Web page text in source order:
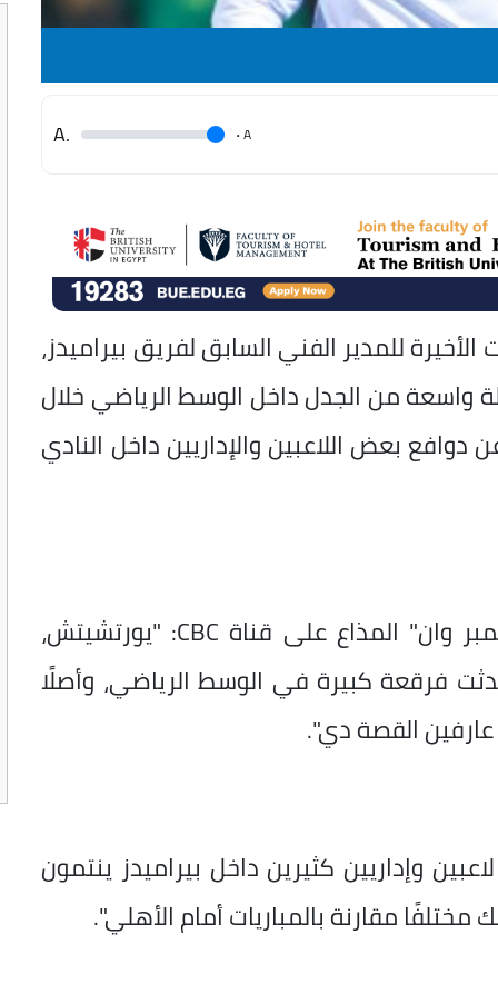
A
.
.A
للمدير الفني السابق لفريق بيراميدز،
واسعة من الجدل داخل الوسط الرياضي خلال
بعض اللاعبين والإداريين داخل النادي
وقال شبانة، في تصريحات عبر برنامج "نمبر وان" المذاع على قناة CBC: "يورتشيتش،
فرقعة كبيرة في الوسط الرياضي، وأصلًا
عارفين القصة دي".
وإداريين كثيرين داخل بيراميدز ينتمون
مختلفًا مقارنة بالمباريات أمام الأهلي".